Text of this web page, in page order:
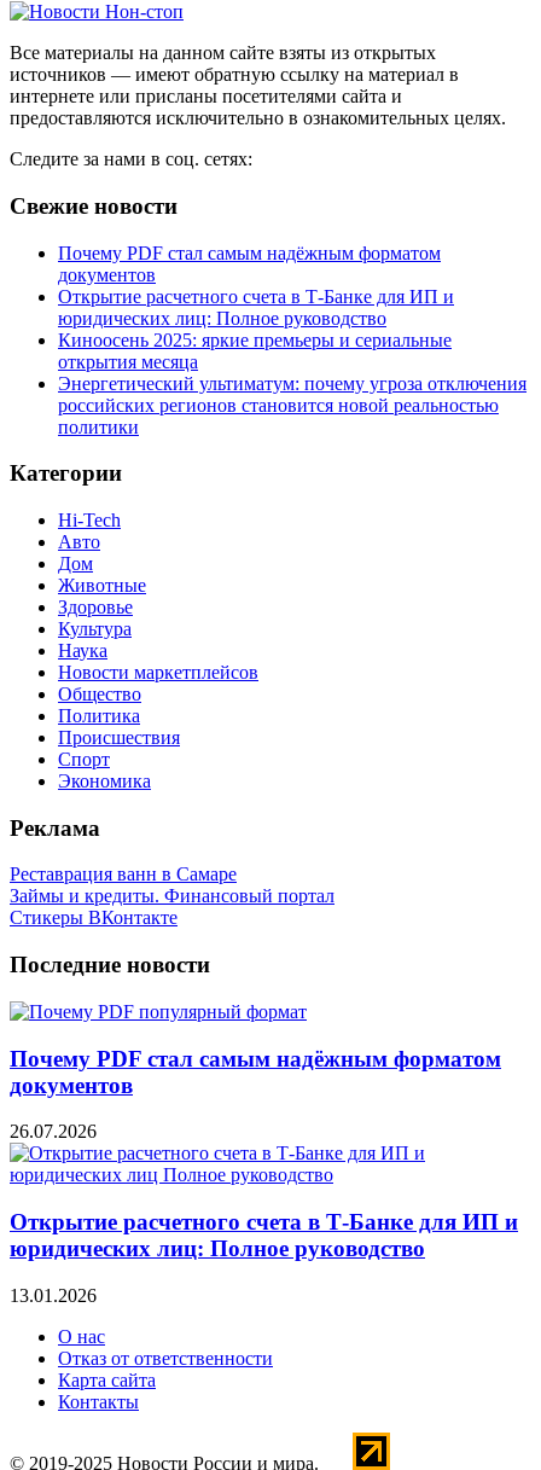
Все материалы на данном сайте взяты из открытых
источников — имеют обратную ссылку на материал в
интернете или присланы посетителями сайта и
предоставляются исключительно в ознакомительных целях.
Следите за нами в соц. сетях:
Свежие новости
Почему PDF стал самым надёжным форматом
документов
Открытие расчетного счета в Т-Банке для ИП и
юридических лиц: Полное руководство
Киноосень 2025: яркие премьеры и сериальные
открытия месяца
Энергетический ультиматум: почему угроза отключения
российских регионов становится новой реальностью
политики
Категории
Hi-Tech
Авто
Дом
Животные
Здоровье
Культура
Наука
Новости маркетплейсов
Общество
Политика
Происшествия
Спорт
Экономика
Реклама
Реставрация ванн в Самаре
Займы и кредиты. Финансовый портал
Стикеры ВКонтакте
Последние новости
Почему PDF стал самым надёжным форматом
документов
26.07.2026
Открытие расчетного счета в Т-Банке для ИП и
юридических лиц: Полное руководство
13.01.2026
О нас
Отказ от ответственности
Карта сайта
Контакты
© 2019-2025 Новости России и мира.